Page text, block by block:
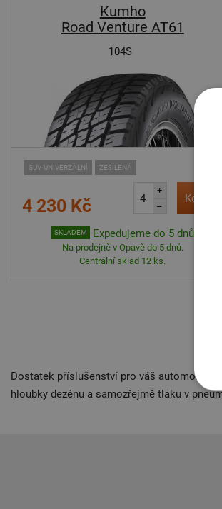
Kumho
Road Venture AT61
104S
SUV-UNIVERZÁLNÍ ZESÍLENÁ
4 230 Kč
+
–
Koupit
SKLADEM Expedujeme do 5 dnů
Na prodejně v Opavě do 5 dnů.
Centrální sklad 12 ks.
Dostatek příslušenství pro váš automobil
hloubky dezénu a samozřejmě tlaku v